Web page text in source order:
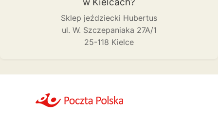
Sklep jeździecki Hubertus
ul. W. Szczepaniaka 27A/1
25-118 Kielce